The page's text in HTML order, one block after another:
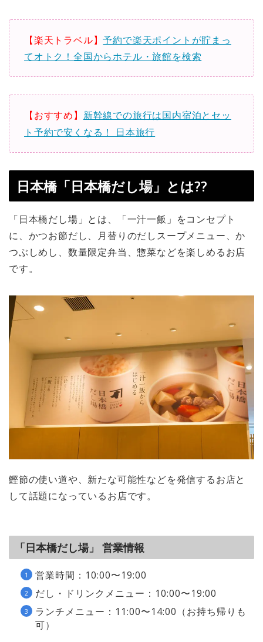
【楽天トラベル】予約で楽天ポイントが貯まっ
てオトク！全国からホテル・旅館を検索
【おすすめ】 新幹線での旅行は国内宿泊とセッ
ト予約で安くなる！ 日本旅行
日本橋「日本橋だし場」とは??
「日本橋だし場」とは、「一汁一飯」をコンセプト
に、かつお節だし、月替りのだしスープメニュー、か
つぶしめし、数量限定弁当、惣菜などを楽しめるお店
です。
鰹節の使い道や、新たな可能性などを発信するお店と
して話題になっているお店です。
「日本橋だし場」 営業情報
営業時間：10:00〜19:00
だし・ドリンクメニュー：10:00〜19:00
ランチメニュー：11:00〜14:00（お持ち帰りも
可）